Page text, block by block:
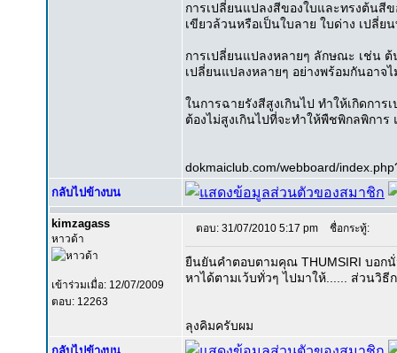
การเปลี่ยนแปลงสีของใบและทรงต้นสี
เขียวล้วนหรือเป็นใบลาย ใบด่าง เปลี่ย
การเปลี่ยนแปลงหลายๆ ลักษณะ เช่น
เปลี่ยนแปลงหลายๆ อย่างพร้อมกันอา
ในการฉายรังสีสูงเกินไป ทำให้เกิดก
ต้องไม่สูงเกินไปที่จะทำให้พืชพิกลพิกา
dokmaiclub.com/webboard/
กลับไปข้างบน
kimzagass
หาวด้า
เข้าร่วมเมื่อ: 12/07/2009
ตอบ: 12263
ตอบ: 31/07/2010 5:17 pm ชื่อกระทู้:
ยืนยันคำตอบตามคุณ THUMSIRI บอกนั่
หาได้ตามเว้บทั่วๆ ไปมาให้...... ส่วนวิ
ลุงคิมครับผม